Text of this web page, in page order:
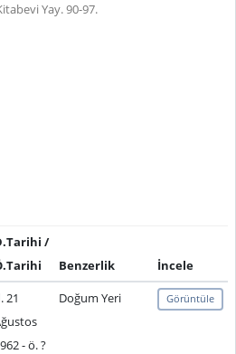
Yay. 90-97.
/
Benzerlik
İncele
21
- ö. ?
Doğum Yeri Görüntüle